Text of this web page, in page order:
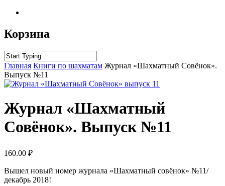
Корзина
Главная Книги по шахматам Журнал «Шахматный Совёнок».
Выпуск №11
Журнал «Шахматный
Совёнок». Выпуск №11
160.00 ₽
Вышел новый номер журнала «Шахматный совёнок» №11/
декабрь 2018!